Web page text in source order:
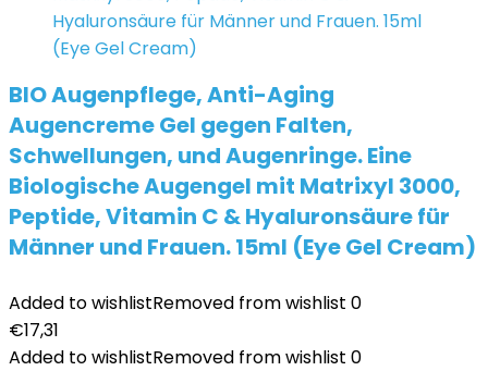
BIO Augenpflege, Anti-Aging
Augencreme Gel gegen Falten,
Schwellungen, und Augenringe. Eine
Biologische Augengel mit Matrixyl 3000,
Peptide, Vitamin C & Hyaluronsäure für
Männer und Frauen. 15ml (Eye Gel Cream)
Added to wishlistRemoved from wishlist 0
€17,31
Added to wishlistRemoved from wishlist 0